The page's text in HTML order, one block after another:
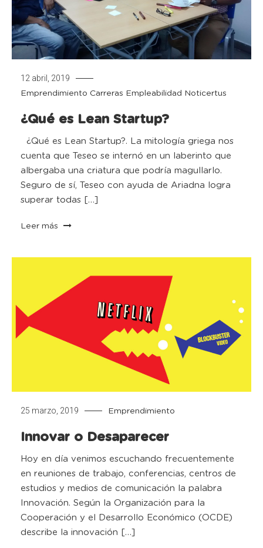
12 abril, 2019
Emprendimiento Carreras Empleabilidad Noticertus
¿Qué es Lean Startup?
¿Qué es Lean Startup?. La mitología griega nos
cuenta que Teseo se internó en un laberinto que
albergaba una criatura que podría magullarlo.
Seguro de sí, Teseo con ayuda de Ariadna logra
superar todas […]
Leer más
25 marzo, 2019 Emprendimiento
Innovar o Desaparecer
Hoy en día venimos escuchando frecuentemente
en reuniones de trabajo, conferencias, centros de
estudios y medios de comunicación la palabra
Innovación. Según la Organización para la
Cooperación y el Desarrollo Económico (OCDE)
describe la innovación […]